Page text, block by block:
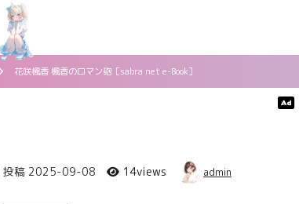
花咲楓香 楓香のロマン砲［sabra net e-Book］
投稿 2025-09-08 14views admin